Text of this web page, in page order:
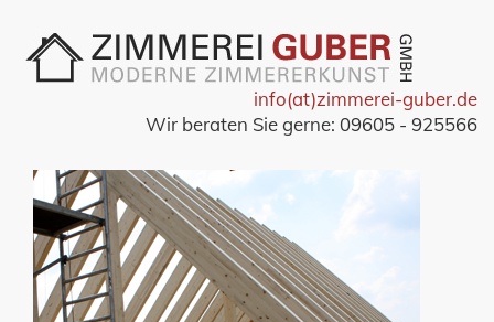
info(at)zimmerei-guber.de
Wir beraten Sie gerne: 09605 - 925566